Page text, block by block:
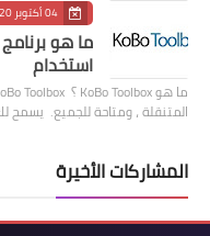
04 أكتوبر 2020
استخدام
المتنقلة ، ومتاحة للجميع. يسمح
المشاركات الأخيرة